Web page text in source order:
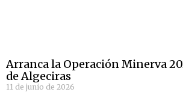
Arranca la Operación Minerva
de Algeciras
11 de junio de 2026